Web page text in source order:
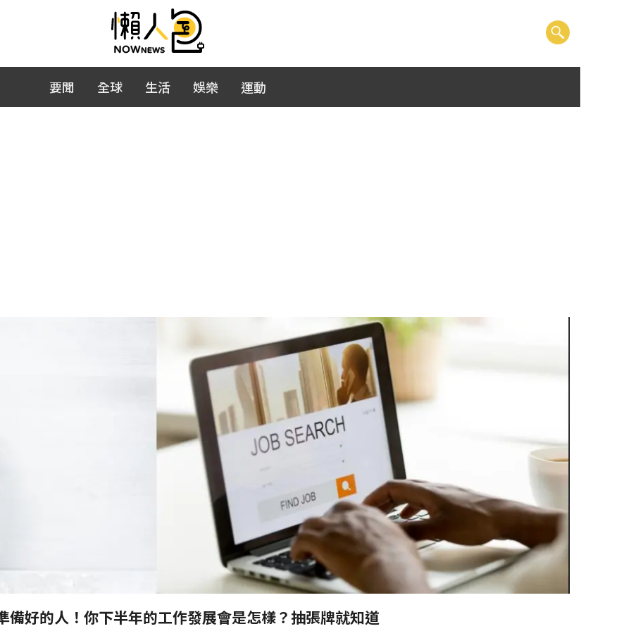
要聞 全球 生活 娛樂 運動
備好的人！你下半年的工作發展會是怎樣？抽張牌就知道